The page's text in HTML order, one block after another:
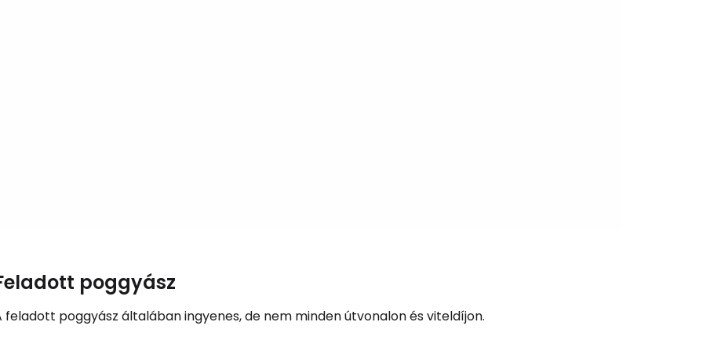
poggyász
feladott poggyász általában ingyenes, de nem minden útvonalon és viteldíjon.